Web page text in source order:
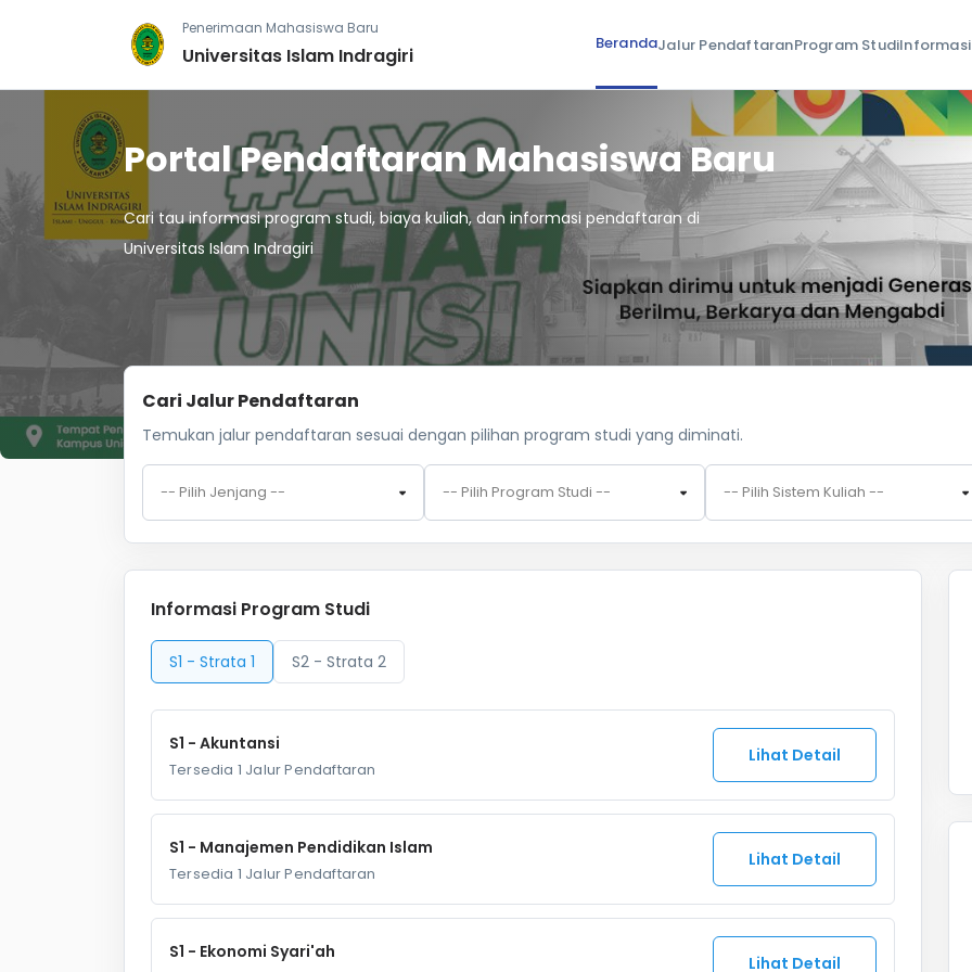
Penerimaan Mahasiswa Baru
Universitas Islam Indragiri
BerandaJalur PendaftaranProgram StudiInformasi
Portal Pendaftaran Mahasiswa Baru
Cari tau informasi program studi, biaya kuliah, dan informasi pendaftaran di
Universitas Islam Indragiri
Cari Jalur Pendaftaran
Temukan jalur pendaftaran sesuai dengan pilihan program studi yang diminati.
-- Pilih Jenjang -- -- Pilih Program Studi -- -- Pilih Sistem Kuliah --
Informasi Program Studi
S1 - Strata 1 S2 - Strata 2
S1 - Akuntansi
Tersedia 1 Jalur Pendaftaran
Lihat Detail
S1 - Manajemen Pendidikan Islam
Tersedia 1 Jalur Pendaftaran
Lihat Detail
S1 - Ekonomi Syari'ah
Lihat Detail